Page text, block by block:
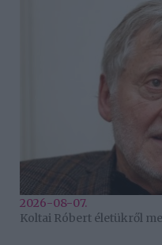
2026-08-07.
Koltai Róbert életükről